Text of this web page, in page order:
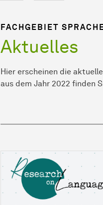
FACHGEBIET
Aktuelles
Hier erscheinen die
aus dem Jahr 2022 finden